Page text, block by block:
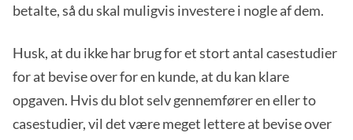
betalte, så du skal muligvis investere i nogle af dem.
Husk, at du ikke har brug for et stort antal casestudier
for at bevise over for en kunde, at du kan klare
opgaven. Hvis du blot selv gennemfører en eller to
casestudier, vil det være meget lettere at bevise over